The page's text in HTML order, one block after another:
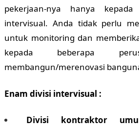
pekerjaan-nya hanya
intervisual. Anda tidak perlu
untuk monitoring dan
kepada beberapa
membangun/merenovasi
Enam divisi intervisual :
Divisi kontraktor